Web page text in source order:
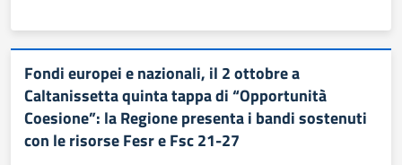
Fondi europei e nazionali, il 2 ottobre a
Caltanissetta quinta tappa di “Opportunità
Coesione”: la Regione presenta i bandi sostenuti
con le risorse Fesr e Fsc 21-27